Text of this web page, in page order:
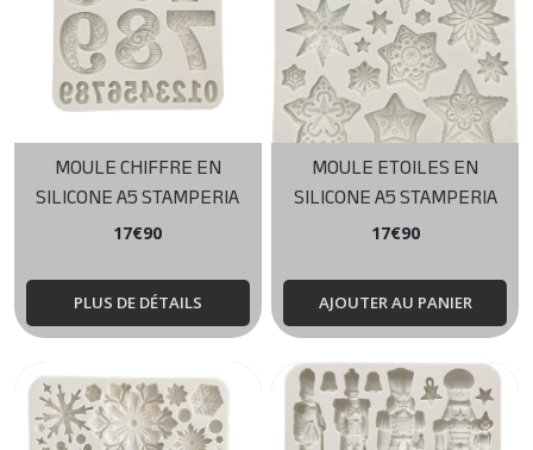
MOULE CHIFFRE EN
SILICONE A5 STAMPERIA
17€90
PLUS DE DÉTAILS
MOULE ETOILES EN
SILICONE A5 STAMPERIA
17€90
AJOUTER AU PANIER